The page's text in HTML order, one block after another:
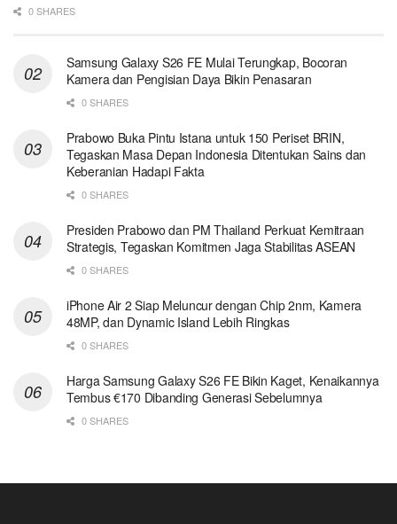
0 SHARES
Samsung Galaxy S26 FE Mulai Terungkap, Bocoran
Kamera dan Pengisian Daya Bikin Penasaran
0 SHARES
Prabowo Buka Pintu Istana untuk 150 Periset BRIN,
Tegaskan Masa Depan Indonesia Ditentukan Sains dan
Keberanian Hadapi Fakta
0 SHARES
Presiden Prabowo dan PM Thailand Perkuat Kemitraan
Strategis, Tegaskan Komitmen Jaga Stabilitas ASEAN
0 SHARES
iPhone Air 2 Siap Meluncur dengan Chip 2nm, Kamera
48MP, dan Dynamic Island Lebih Ringkas
0 SHARES
Harga Samsung Galaxy S26 FE Bikin Kaget, Kenaikannya
Tembus €170 Dibanding Generasi Sebelumnya
0 SHARES